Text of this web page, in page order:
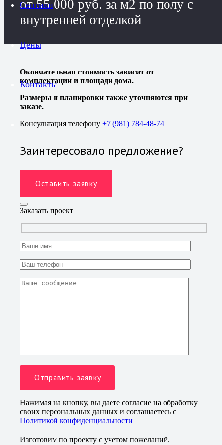
Септики
Цены
Контакты
от 55 000 руб. за м2 по полу с
внутренней отделкой
Окончательная стоимость зависит от
комплектации и площади дома.
Размеры и планировки также уточняются при
заказе.
Консультация телефону +7 (981) 784-48-74
Заинтересовало предложение?
Оставить заявку
Заказать проект
Нажимая на кнопку, вы даете согласие на обработку
своих персональных данных и соглашаетесь с
Политикой конфиденциальности
Изготовим по проекту с учетом пожеланий.